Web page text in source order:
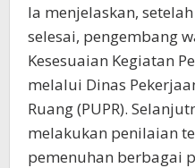
Ia menjelaskan,
selesai, pengembang
Kesesuaian Kegiatan
melalui Dinas
Ruang (PUPR).
melakukan penilaian
pemenuhan berbagai